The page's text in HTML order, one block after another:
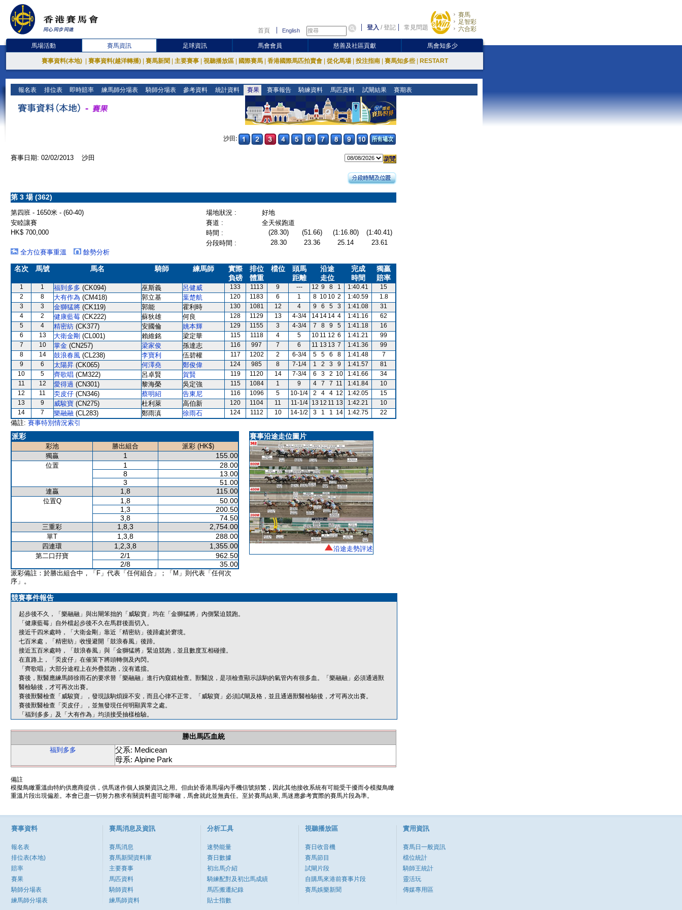
首頁 English 登入 /登記 常見問題
賽馬
足智彩
六合彩
馬場活動 賽馬資訊 足球資訊 馬會會員 慈善及社區貢獻 馬會知多少
賽事資料(本地) 賽事資料(越洋轉播) 賽馬新聞 主要賽事 視聽播放區 國際賽馬 香港國際馬匹拍賣會 從化馬場 投注指南 賽馬知多些 RESTART
報名表 排位表 即時賠率 練馬師分場表 騎師分場表 參考資料 統計資料 賽果 賽事報告 騎練資料 馬匹資料 試閘結果 賽期表
沙田:
賽事日期: 02/02/2013 沙田
第 3 場 (362)
第四班 - 1650米 - (60-40) 場地狀況 :
好地
安睦讓賽
賽道 :
全天候跑道
HK$ 700,000
時間 : (28.30) (51.66) (1:16.80)
(1:40.41)
分段時間 :
28.30 23.36 25.14
23.61
全方位賽事重溫
餘勢分析
名次 馬號 馬名 騎師 練馬師
實際
負磅
排位
體重
檔位
頭馬
距離
沿途
走位
完成
時間
獨贏
賠率
1 1 福到多多 (CK094) 巫斯義 呂健威 133 1113 9 --- 12 9 8 1 1:40.41
15
2
8 大有作為 (CM418) 郭立基 葉楚航 120 1183 6 1 8 10 10 2 1:40.59
1.8
3
3 金獅猛將 (CK119) 郭能 霍利時 130 1081 12 4 9 6 5 3 1:41.08
31
4
2 健康藍莓 (CK222) 蘇狄雄 何良 128 1129 13 4-3/4 14 14 14 4 1:41.16
62
5
4 精密紡 (CK377) 安國倫 姚本輝 129 1155 3 4-3/4 7 8 9 5 1:41.18
16
6
13 大衛金剛 (CL001) 賴維銘 梁定華 115 1118 4 5 10 11 12 6 1:41.21
99
7
10 掌金 (CN257) 梁家俊 孫達志 116 997 7 6 11 13 13 7 1:41.36
99
8
14 鼓浪春風 (CL238) 李寶利 伍碧權 117 1202 2 6-3/4 5 5 6 8 1:41.48
7
9
6 太陽昇 (CK065) 何澤堯 鄭俊偉 124 985 8 7-1/4 1 2 3 9 1:41.57
81
10
5 齊歌唱 (CM322) 呂卓賢 賀賢 119 1120 14 7-3/4 6 3 2 10 1:41.66
34
11
12 愛得過 (CN301) 黎海榮 吳定強 115 1084 1 9 4 7 7 11 1:41.84
10
12
11 奀皮仔 (CN346) 蔡明紹 告東尼 116 1096 5 10-1/4 2 4 4 12 1:42.05
15
13
9 威駿寶 (CN275) 杜利萊 高伯新 120 1104 11 11-1/4 13 12 11 13 1:42.21
10
14
7 樂融融 (CL283) 鄭雨滇 徐雨石 124 1112 10 14-1/2 3 1 1 14 1:42.75 22
備註: 賽事特別情況索引
派彩
彩池 勝出組合
派彩 (HK$)
獨贏
1 155.00
位置 1
28.00
8
13.00
3
51.00
連贏 1,8 115.00
位置Q 1,8
50.00
1,3
200.50
3,8
74.50
三重彩 1,8,3 2,754.00
單T 1,3,8 288.00
四連環 1,2,3,8 1,355.00
第二口孖寶 2/1
962.50
2/8
35.00
派彩備註：於勝出組合中，「F」代表「任何組合」；「M」則代表「任何次
序」。
賽事沿途走位圖片
沿途走勢評述
競賽事件報告
起步後不久，「樂融融」與出閘笨拙的「威駿寶」均在「金獅猛將」內側緊迫競跑。
「健康藍莓」自外檔起步後不久在馬群後面切入。
接近千四米處時，「大衛金剛」靠近「精密紡」後蹄處於窘境。
七百米處，「精密紡」收慢避開「鼓浪春風」後蹄。
接近五百米處時，「鼓浪春風」與「金獅猛將」緊迫競跑，並且數度互相碰撞。
在直路上，「奀皮仔」在催策下將頭轉側及內閃。
「齊歌唱」大部分途程上在外疊競跑，沒有遮擋。
賽後，獸醫應練馬師徐雨石的要求替「樂融融」進行內窺鏡檢查。獸醫說，是項檢查顯示該駒的氣管內有很多血。「樂融融」必須通過獸
醫檢驗後，才可再次出賽。
賽後獸醫檢查「威駿寶」，發現該駒煩躁不安，而且心律不正常。「威駿寶」必須試閘及格，並且通過獸醫檢驗後，才可再次出賽。
賽後獸醫檢查「奀皮仔」，並無發現任何明顯異常之處。
「福到多多」及「大有作為」均須接受抽樣檢驗。
勝出馬匹血統
福到多多
父系: Medicean
母系: Alpine Park
備註
模擬鳥瞰重溫由特約供應商提供，供馬迷作個人娛樂資訊之用。但由於香港馬場內手機信號頻繁，因此其他接收系統有可能受干擾而令模擬鳥瞰
重溫片段出現偏差。本會已盡一切努力務求有關資料盡可能準確，馬會就此並無責任。至於賽馬結果, 馬迷應參考實際的賽馬片段為準。
賽事資料
報名表
排位表(本地)
賠率
賽果
騎師分場表
練馬師分場表
賽馬消息及資訊
賽馬消息
賽馬新聞資料庫
主要賽事
馬匹資料
騎師資料
練馬師資料
分析工具
速勢能量
賽日數據
初出馬介紹
騎練配對及初岀馬成績
馬匹搬遷紀錄
貼士指數
視聽播放區
賽日收音機
賽馬節目
試閘片段
自購馬來港前賽事片段
賽馬娛樂新聞
實用資訊
賽馬日一般資訊
檔位統計
騎師王統計
靈活玩
傳媒專用區